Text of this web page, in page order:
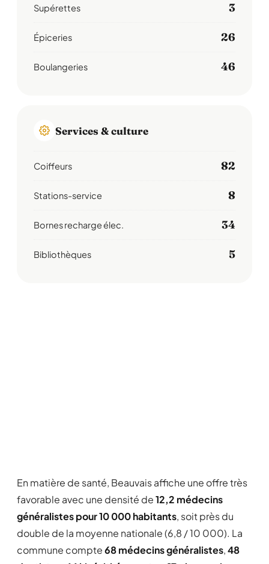
Supérettes 3
Épiceries 26
Boulangeries 46
Services & culture
Coiffeurs 82
Stations-service 8
Bornes recharge élec. 34
Bibliothèques 5
En matière de santé, Beauvais affiche une offre très
favorable avec une densité de12,2 médecins
généralistes pour 10 000 habitants, soit près du
double de la moyenne nationale (6,8 / 10 000). La
commune compte68 médecins généralistes,48